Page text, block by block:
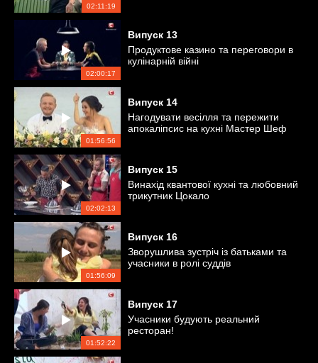
02:11:19
02:00:17
Випуск 13
Продуктове казино та переговори в
кулінарній війні
01:56:56
Випуск 14
Нагодувати весілля та пережити
апокаліпсис на кухні Мастер Шеф
02:02:13
Випуск 15
Винахід квантової кухні та любовний
трикутник Цокало
01:56:09
Випуск 16
Зворушлива зустріч із батьками та
учасники в ролі суддів
01:52:22
Випуск 17
Учасники будують реальний
ресторан!